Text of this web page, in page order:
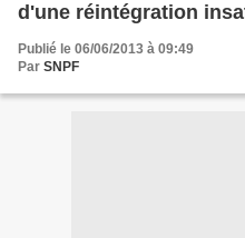
d'une réintégration
Publié le 06/06/2013 à 09:49
Par SNPF